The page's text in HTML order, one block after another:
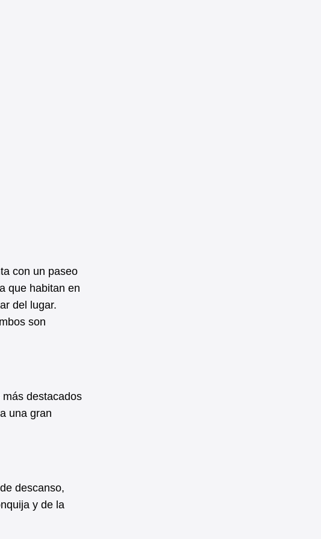
con un paseo
que habitan en
del lugar.
son
destacados
una gran
descanso,
y de la